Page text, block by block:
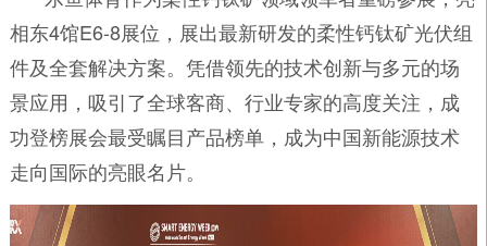
相东4馆E6-8展位，展出最新研发的柔性钙钛矿光伏组
件及全套解决方案。凭借领先的技术创新与多元的场
景应用，吸引了全球客商、行业专家的高度关注，成
功登榜展会最受瞩目产品榜单，成为中国新能源技术
走向国际的亮眼名片。